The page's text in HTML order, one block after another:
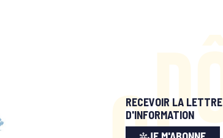
RECEVOIR LA LETTRE
D'INFORMATION